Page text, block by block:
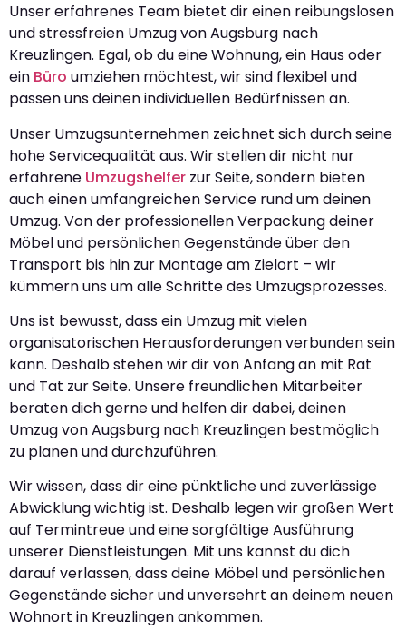
Unser erfahrenes Team bietet dir einen reibungslosen
und stressfreien Umzug von Augsburg nach
Kreuzlingen. Egal, ob du eine Wohnung, ein Haus oder
ein Büro umziehen möchtest, wir sind flexibel und
passen uns deinen individuellen Bedürfnissen an.
Unser Umzugsunternehmen zeichnet sich durch seine
hohe Servicequalität aus. Wir stellen dir nicht nur
erfahrene Umzugshelfer zur Seite, sondern bieten
auch einen umfangreichen Service rund um deinen
Umzug. Von der professionellen Verpackung deiner
Möbel und persönlichen Gegenstände über den
Transport bis hin zur Montage am Zielort – wir
kümmern uns um alle Schritte des Umzugsprozesses.
Uns ist bewusst, dass ein Umzug mit vielen
organisatorischen Herausforderungen verbunden sein
kann. Deshalb stehen wir dir von Anfang an mit Rat
und Tat zur Seite. Unsere freundlichen Mitarbeiter
beraten dich gerne und helfen dir dabei, deinen
Umzug von Augsburg nach Kreuzlingen bestmöglich
zu planen und durchzuführen.
Wir wissen, dass dir eine pünktliche und zuverlässige
Abwicklung wichtig ist. Deshalb legen wir großen Wert
auf Termintreue und eine sorgfältige Ausführung
unserer Dienstleistungen. Mit uns kannst du dich
darauf verlassen, dass deine Möbel und persönlichen
Gegenstände sicher und unversehrt an deinem neuen
Wohnort in Kreuzlingen ankommen.